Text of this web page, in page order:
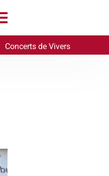
Concerts de Vivers